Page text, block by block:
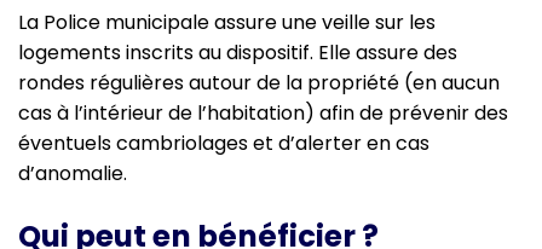
La Police municipale assure une veille sur les
logements inscrits au dispositif. Elle assure des
rondes régulières autour de la propriété (en aucun
cas à l’intérieur de l’habitation) afin de prévenir des
éventuels cambriolages et d’alerter en cas
d’anomalie.
Qui peut en bénéficier ?